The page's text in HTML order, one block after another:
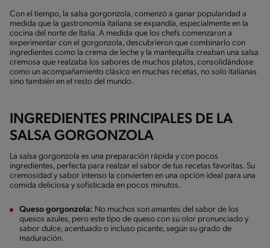
Con el tiempo, la salsa gorgonzola, comenzó a ganar popularidad a
medida que la gastronomía italiana se expandía, especialmente en la
cocina del norte de Italia. A medida que los chefs comenzaron a
experimentar con el gorgonzola, descubrieron que combinarlo con
ingredientes como la crema de leche y la mantequilla creaban una salsa
cremosa que realzaba los sabores de muchos platos, consolidándose
como un acompañamiento clásico en muchas recetas, no solo italianas
sino también en el resto del mundo.
INGREDIENTES PRINCIPALES DE LA
SALSA GORGONZOLA
La salsa gorgonzola es una preparación rápida y con pocos
ingredientes, perfecta para realzar el sabor de tus recetas favoritas. Su
cremosidad y sabor intenso la convierten en una opción ideal para una
comida deliciosa y sofisticada en pocos minutos.
Queso gorgonzola: No muchos son amantes del sabor de los
quesos azules, pero este tipo de queso con su olor pronunciado y
sabor dulce, acentuado o incluso picante, según su grado de
maduración.